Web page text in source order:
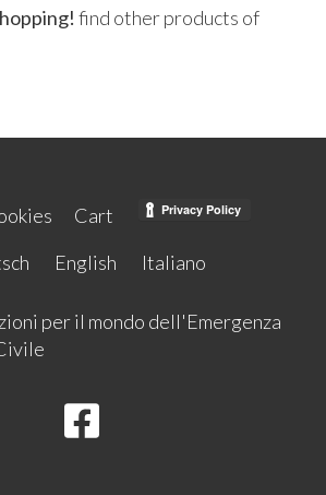
find other products of
Cart
English Italiano
per il mondo dell'Emergenza